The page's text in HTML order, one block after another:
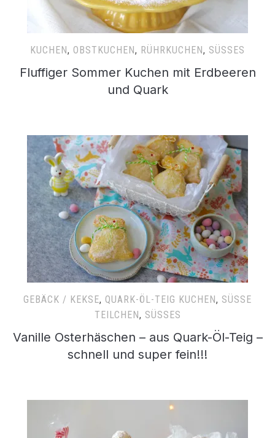
KUCHEN, OBSTKUCHEN, RÜHRKUCHEN, SÜSSES
Fluffiger Sommer Kuchen mit Erdbeeren
und Quark
GEBÄCK / KEKSE, QUARK-ÖL-TEIG KUCHEN, SÜSSE T
EILCHEN
, SÜSSES
Vanille Osterhäschen – aus Quark-Öl-Teig –
schnell und super fein!!!